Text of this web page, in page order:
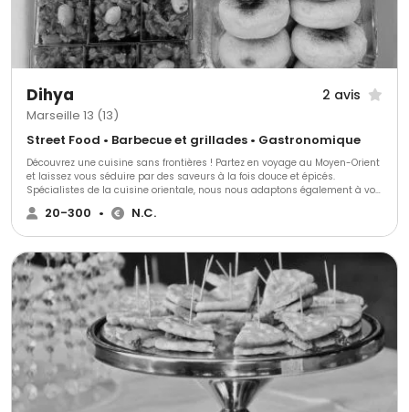
Dihya 2 avis
Marseille 13 (13)
Street Food • Barbecue et grillades • Gastronomique
Découvrez une cuisine sans frontières ! Partez en voyage au Moyen-Orient
et laissez vous séduire par des saveurs à la fois douce et épicés.
Spécialistes de la cuisine orientale, nous nous adaptons également à vos
envies grâce à notre équipe de chefs internationaux.
20-300 • N.C.